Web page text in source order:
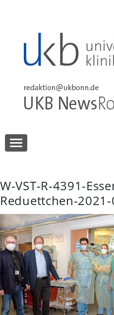
UKB
W-VST-R-4391-
Reduettchen-